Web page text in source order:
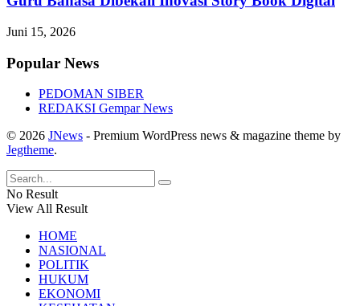
Juni 15, 2026
Popular News
PEDOMAN SIBER
REDAKSI Gempar News
© 2026 JNews - Premium WordPress news & magazine theme by
Jegtheme.
No Result
View All Result
HOME
NASIONAL
POLITIK
HUKUM
EKONOMI